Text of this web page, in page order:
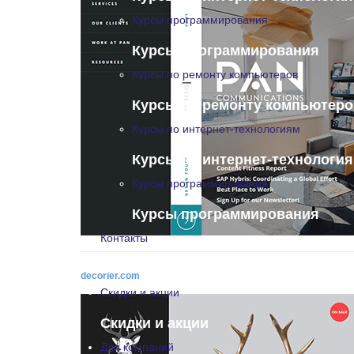
Курсы программирования
Курсы программирования
Курсы по ремонту компьютеров
Курсы по ремонту
Курсы по интернет-технологиям
Курсы по интернет-
Курсы программирования
Курсы программирования
Контакты
Контакты
Скидки и акции
Скидки и акции
Для компаний
decorier.com